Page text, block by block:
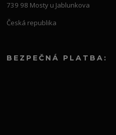
739 98 Mosty u Jablunkova
Česká republika
BEZPEČNÁ PLATBA: